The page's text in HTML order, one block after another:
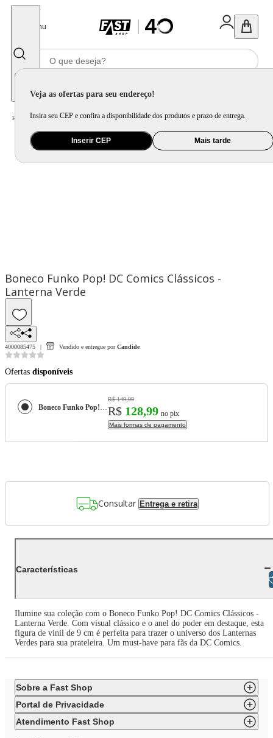
Menu
Veja as ofertas para seu endereço!
Insira seu CEP e confira a disponibilidade dos produtos e prazo de entrega.
Inserir CEP Mais tarde
Home Brinquedo e Colecionável / Para Colecionar
Boneco Funko Pop! DC Comics Clássicos -
Lanterna Verde
4000085475 Vendido e entregue por Candide
Ofertas disponíveis
Boneco Funko Pop! DC Comics Clássicos - Lanterna Verde
R$ 149,99
R$ 128,99 no pix
Mais formas de pagamento
Consultar Entrega e retira
Características
Ilumine sua coleção com o Boneco Funko Pop! DC Comics Clássicos -
Lanterna Verde. Com visual clássico e o anel do poder em destaque, esta
figura de vinil de 9 cm é perfeita para trazer o universo dos Lanternas
Verdes para sua prateleira. Um must-have para fãs da DC Comics.
Sobre a Fast Shop
Portal de Privacidade
Atendimento Fast Shop